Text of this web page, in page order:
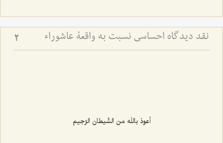
نقد دیدگاه احساسی نسبت به واقعۀ عاشوراء 2
أعوذ باللَه من الشّیطان الرّجیم‌